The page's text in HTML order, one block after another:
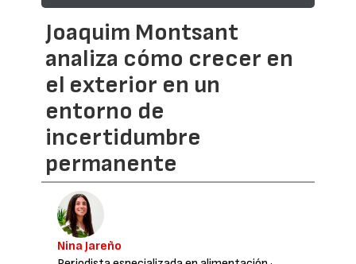
Joaquim Montsant
analiza cómo crecer en
el exterior en un
entorno de
incertidumbre
permanente
Nina Jareño